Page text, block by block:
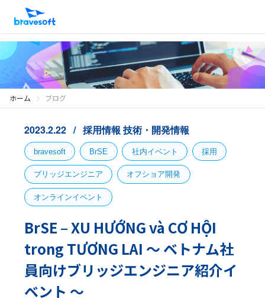
ホーム ブログ
2023.2.22 採用情報 技術・開発情報
bravesoft BrSE 社内イベント 採用
ブリッジエンジニア オフショア開発
オンラインイベント
BrSE – XU HƯỚNG và CƠ HỘI
trong TƯƠNG LAI 〜 ベトナム社
員向けブリッジエンジニア紹介イ
ベント 〜